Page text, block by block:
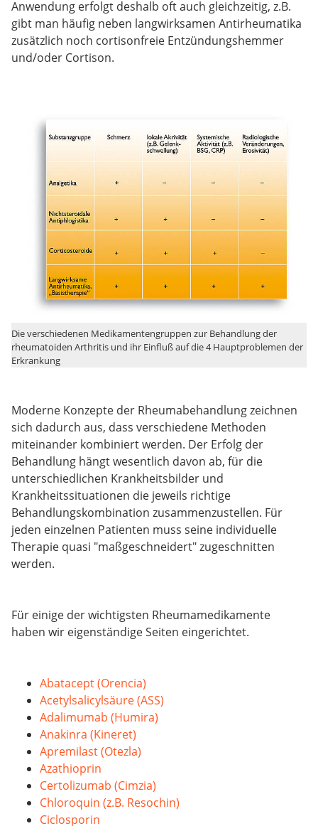
Anwendung erfolgt deshalb oft auch gleichzeitig, z.B.
gibt man häufig neben langwirksamen Antirheumatika
zusätzlich noch cortisonfreie Entzündungshemmer
und/oder Cortison.
Die verschiedenen Medikamentengruppen zur Behandlung der
rheumatoiden Arthritis und ihr Einfluß auf die 4 Hauptproblemen der
Erkrankung
Moderne Konzepte der Rheumabehandlung zeichnen
sich dadurch aus, dass verschiedene Methoden
miteinander kombiniert werden. Der Erfolg der
Behandlung hängt wesentlich davon ab, für die
unterschiedlichen Krankheitsbilder und
Krankheitssituationen die jeweils richtige
Behandlungskombination zusammenzustellen. Für
jeden einzelnen Patienten muss seine individuelle
Therapie quasi "maßgeschneidert" zugeschnitten
werden.
Für einige der wichtigsten Rheumamedikamente
haben wir eigenständige Seiten eingerichtet.
Abatacept (Orencia)
Acetylsalicylsäure (ASS)
Adalimumab (Humira)
Anakinra (Kineret)
Apremilast (Otezla)
Azathioprin
Certolizumab (Cimzia)
Chloroquin (z.B. Resochin)
Ciclosporin